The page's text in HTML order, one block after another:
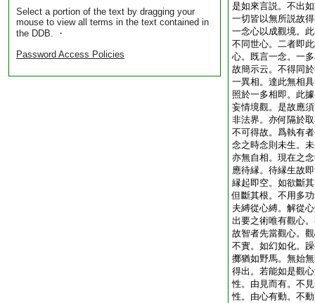
Select a portion of the text by dragging your
mouse to view all terms in the text contained in
the DDB. ・
Password Access Policies
是如來言説。不出
一切皆以無所説故
一念心以成觀境。
不同世心。二者即
心。既言一念。一
故簡示云。不得同
一異相。達此無相
照於一多相即。此
妄情境觀。是故應
非法界。亦何隔於
不可得故。爲執有
念之時念則未生。
亦無自相。現在之
應待縁。待縁生故
縁起即空。如欲斷
但斷其根。不用多
夫縛從心縛。解從
出要之術唯有觀心
故智者先當觀心。
不實。如幻如化。
擲猶如野馬。無始
得出。若能如是觀
性。由見而有。不
性。由心有動。不